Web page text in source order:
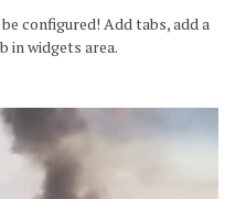
configured! Add tabs, add a
in widgets area.